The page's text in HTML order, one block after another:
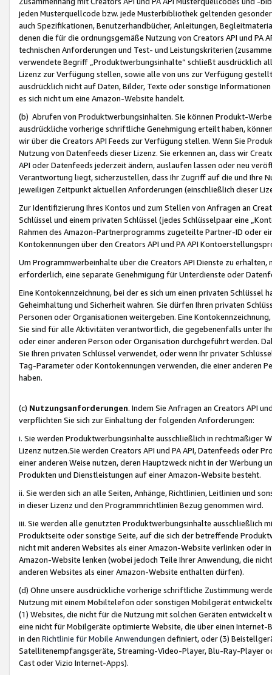
jeden Musterquellcode bzw. jede Musterbibliothek geltenden
auch Spezifikationen, Benutzerhandbücher, Anleitungen,
denen die für die ordnungsgemäße Nutzung von Creators API und PA
technischen Anforderungen und Test- und Leistungskriterien
verwendete Begriff „Produktwerbungsinhalte“ schließt ausdrücklich
Lizenz zur Verfügung stellen, sowie alle von uns zur Verfügung
ausdrücklich nicht auf Daten, Bilder, Texte oder sonstige
es sich nicht um eine Amazon-Website handelt.
(b) Abrufen von Produktwerbungsinhalten. Sie können Produkt-
ausdrückliche vorherige schriftliche Genehmigung erteilt haben,
wir über die Creators API Feeds zur Verfügung stellen. Wenn Sie
Nutzung von Datenfeeds dieser Lizenz. Sie erkennen an, dass wir
API oder Datenfeeds jederzeit ändern, auslaufen lassen oder neu
Verantwortung liegt, sicherzustellen, dass Ihr Zugriff auf die und Ihre
jeweiligen Zeitpunkt aktuellen Anforderungen (einschließlich dieser
Zur Identifizierung Ihres Kontos und zum Stellen von Anfragen an
Schlüssel und einem privaten Schlüssel (jedes Schlüsselpaar eine
Rahmen des Amazon-Partnerprogramms zugeteilte Partner-ID oder
Kontokennungen über den Creators API und PA API
Um Programmwerbeinhalte über die Creators API Dienste zu
erforderlich, eine separate Genehmigung für Unterdienste oder
Eine Kontokennzeichnung, bei der es sich um einen privaten
Geheimhaltung und Sicherheit wahren. Sie dürfen Ihren privaten
Personen oder Organisationen weitergeben. Eine
Sie sind für alle Aktivitäten verantwortlich, die gegebenenfalls unter
oder einer anderen Person oder Organisation durchgeführt werden.
Sie Ihren privaten Schlüssel verwendet, oder wenn Ihr privater
Tag-Parameter oder Kontokennungen verwenden, die einer anderen
haben.
(c) Nutzungsanforderungen. Indem Sie Anfragen an Creators API
verpflichten Sie sich zur Einhaltung der folgenden Anforderungen:
i. Sie werden Produktwerbungsinhalte ausschließlich in rechtmäßiger
Lizenz nutzen.Sie werden Creators API und PA API, Datenfeeds oder
einer anderen Weise nutzen, deren Hauptzweck nicht in der Werbung
Produkten und Dienstleistungen auf einer Amazon-Website besteht.
ii. Sie werden sich an alle Seiten, Anhänge, Richtlinien, Leitlinien und
in dieser Lizenz und den Programmrichtlinien Bezug genommen wird.
iii. Sie werden alle genutzten Produktwerbungsinhalte ausschließlich
Produktseite oder sonstige Seite, auf die sich der betreffende
nicht mit anderen Websites als einer Amazon-Website verlinken oder
Amazon-Website lenken (wobei jedoch Teile Ihrer Anwendung, die
anderen Websites als einer Amazon-Website enthalten dürfen).
(d) Ohne unsere ausdrückliche vorherige schriftliche Zustimmung
Nutzung mit einem Mobiltelefon oder sonstigen Mobilgerät
(1) Websites, die nicht für die Nutzung mit solchen Geräten
eine nicht für Mobilgeräte optimierte Website, die über einen
in den Richtlinie für Mobile Anwendungen definiert, oder (3)
Satellitenempfangsgeräte, Streaming-Video-Player, Blu-Ray-Player
Cast oder Vizio Internet-Apps).